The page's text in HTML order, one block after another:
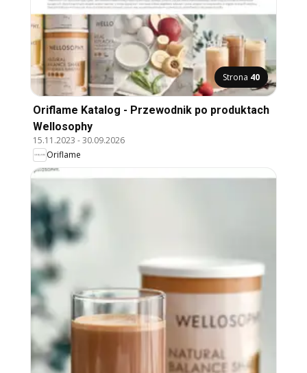
Strona 40
Oriflame Katalog - Przewodnik po produktach
Wellosophy
15.11.2023 -30.09.2026
Oriflame